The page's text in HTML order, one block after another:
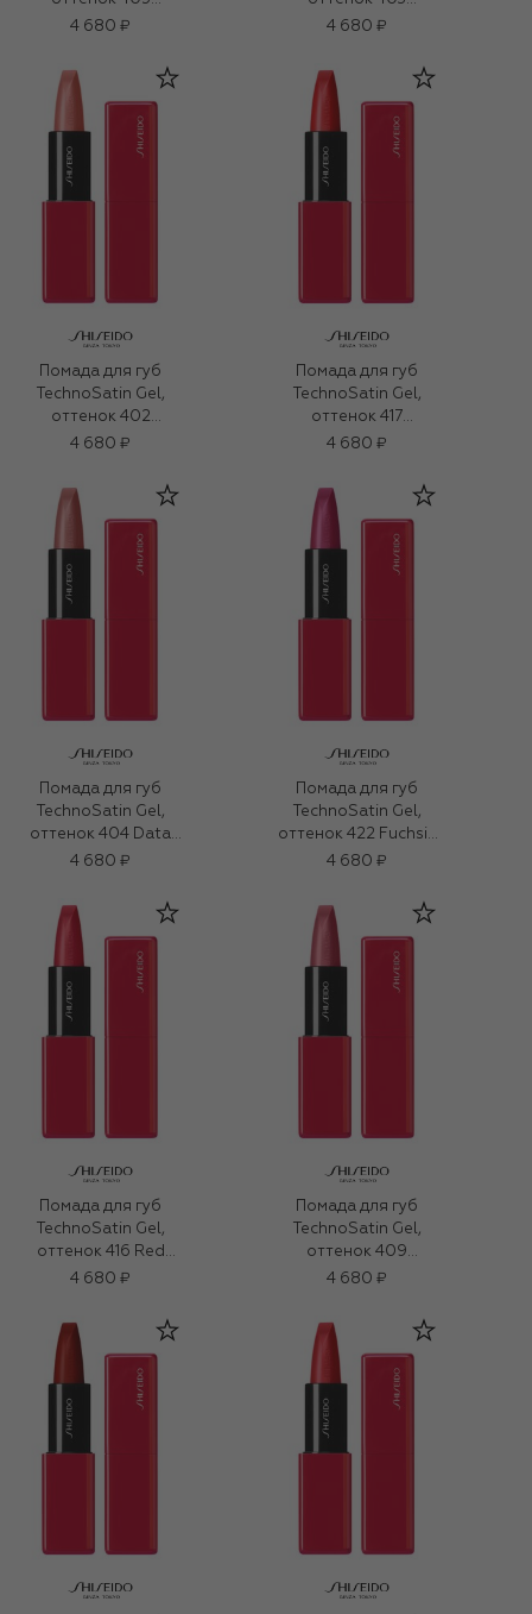
Playback (3,3g)
4 680 ₽
Augmented Nude
4 680 ₽
Помада для губ
TechnoSatin Gel,
оттенок 402
Chatbot (3,3g)
4 680 ₽
Помада для губ
TechnoSatin Gel,
оттенок 417
Soundwave (3,3g)
4 680 ₽
Помада для губ
TechnoSatin Gel,
оттенок 404 Data
Stream (3,3g)
4 680 ₽
Помада для губ
TechnoSatin Gel,
оттенок 422 Fuchsia
Flux (3,3g)
4 680 ₽
Помада для губ
TechnoSatin Gel,
оттенок 416 Red
Shift (3,3g)
4 680 ₽
Помада для губ
TechnoSatin Gel,
оттенок 409
Harmonic Drive (3,3g)
4 680 ₽